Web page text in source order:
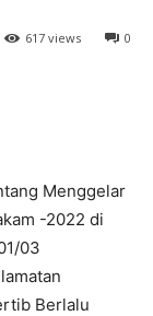
0
617 views
Menggelar
-2022 di
03
Berlalu